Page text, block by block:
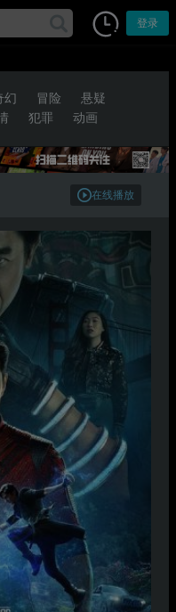
登录
幻 冒险
悬疑
犯罪 动画
在线播放